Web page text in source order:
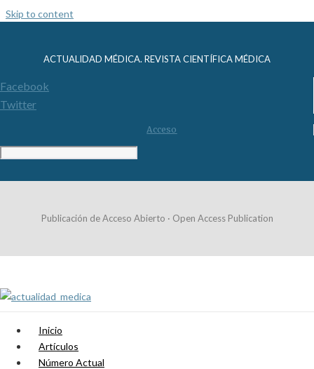
Skip to content
ACTUALIDAD MÉDICA. REVISTA CIENTÍFICA MÉDICA
Facebook
Twitter
Acceso
Publicación de Acceso Abierto · Open Access Publication
Inicio
Artículos
Número Actual